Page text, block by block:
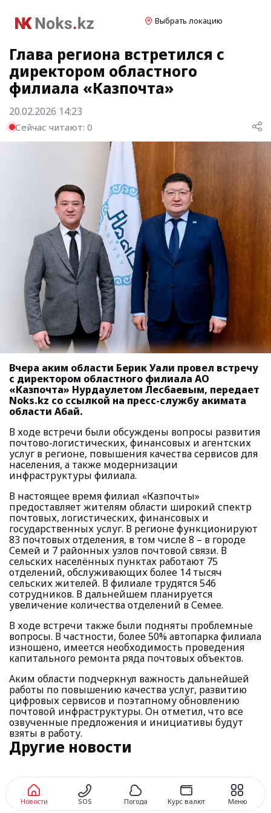
Выбрать локацию
Глава региона встретился с
директором областного
филиала «Казпочта»
20.02.2026 14:23
Сейчас читают: 0
Вчера аким области Берик Уали провел встречу
с директором областного филиала АО
«Казпочта» Нурдаулетом Лесбаевым, передает
Noks.kz со ссылкой на пресс-службу акимата
области Абай.
В ходе встречи были обсуждены вопросы развития
почтово-логистических, финансовых и агентских
услуг в регионе, повышения качества сервисов для
населения, а также модернизации
инфраструктуры филиала.
В настоящее время филиал «Казпочты»
предоставляет жителям области широкий спектр
почтовых, логистических, финансовых и
государственных услуг. В регионе функционируют
83 почтовых отделения, в том числе 8 – в городе
Семей и 7 районных узлов почтовой связи. В
сельских населённых пунктах работают 75
отделений, обслуживающих более 14 тысяч
сельских жителей. В филиале трудятся 546
сотрудников. В дальнейшем планируется
увеличение количества отделений в Семее.
В ходе встречи также были подняты проблемные
вопросы. В частности, более 50% автопарка филиала
изношено, имеется необходимость проведения
капитального ремонта ряда почтовых объектов.
Аким области подчеркнул важность дальнейшей
работы по повышению качества услуг, развитию
цифровых сервисов и поэтапному обновлению
почтовой инфраструктуры. Он отметил, что все
озвученные предложения и инициативы будут
взяты в работу.
Другие новости
Новости SOS Погода Курс валют Меню